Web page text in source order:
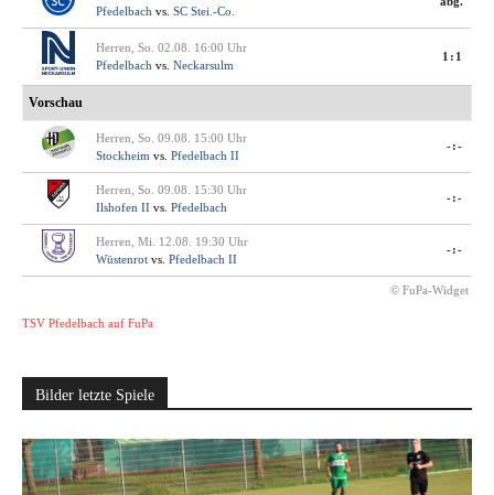
Pfedelbach vs. SC Stei.-Co.
Herren, So. 02.08. 16:00 Uhr
Pfedelbach vs. Neckarsulm
1:1
Vorschau
Herren, So. 09.08. 15:00 Uhr
Stockheim vs. Pfedelbach II
-:-
Herren, So. 09.08. 15:30 Uhr
Ilshofen II vs. Pfedelbach
-:-
Herren, Mi. 12.08. 19:30 Uhr
Wüstenrot vs. Pfedelbach II
-:-
© FuPa-Widget
TSV Pfedelbach auf FuPa
Bilder letzte Spiele